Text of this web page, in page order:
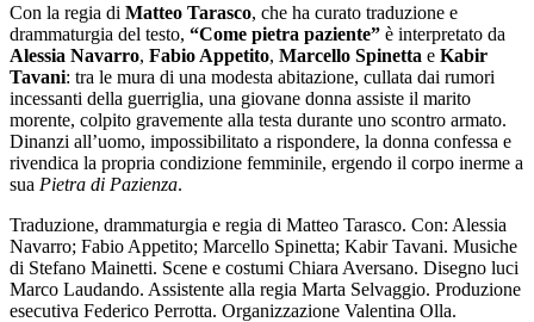
Con la regia di Matteo Tarasco, che ha curato traduzione e
drammaturgia del testo, “Come pietra paziente” è interpretato da
Alessia Navarro, Fabio Appetito, Marcello Spinetta e Kabir
Tavani: tra le mura di una modesta abitazione, cullata dai rumori
incessanti della guerriglia, una giovane donna assiste il marito
morente, colpito gravemente alla testa durante uno scontro armato.
Dinanzi all’uomo, impossibilitato a rispondere, la donna confessa e
rivendica la propria condizione femminile, ergendo il corpo inerme a
sua Pietra di Pazienza.
Traduzione, drammaturgia e regia di Matteo Tarasco. Con: Alessia
Navarro; Fabio Appetito; Marcello Spinetta; Kabir Tavani. Musiche
di Stefano Mainetti. Scene e costumi Chiara Aversano. Disegno luci
Marco Laudando. Assistente alla regia Marta Selvaggio. Produzione
esecutiva Federico Perrotta. Organizzazione Valentina Olla.